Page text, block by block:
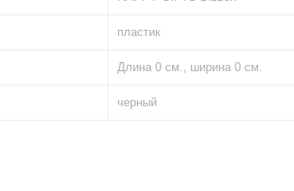
пластик
Длина 0 см., ширина 0 см.
черный